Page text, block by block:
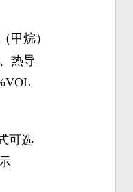
甲烷）
热导
可选